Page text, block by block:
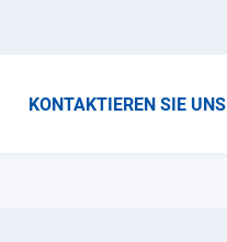
KONTAKTIEREN SIE UNS